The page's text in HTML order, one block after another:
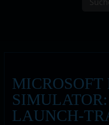
LAUNCH-